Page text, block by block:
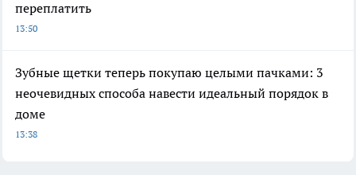
переплатить
13:50
Зубные щетки теперь покупаю целыми пачками: 3
неочевидных способа навести идеальный порядок в
доме
13:38